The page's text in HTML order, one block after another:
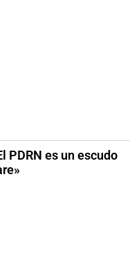
PDRN es un escudo